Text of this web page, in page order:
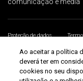
Proteção de dados
Universidade de Aveiro 2026
Ao aceitar a política
deverá ter em
cookies no seu